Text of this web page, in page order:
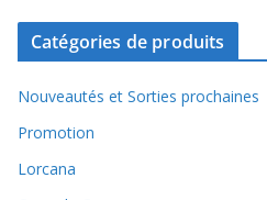
Catégories de produits
Nouveautés et Sorties prochaines
Promotion
Lorcana